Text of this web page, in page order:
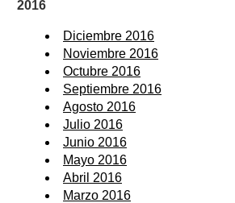
2016
Diciembre 2016
Noviembre 2016
Octubre 2016
Septiembre 2016
Agosto 2016
Julio 2016
Junio 2016
Mayo 2016
Abril 2016
Marzo 2016